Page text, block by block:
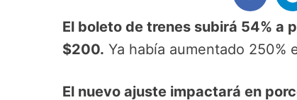
El boleto de trenes subirá 54% a
$200. Ya había aumentado 250%
El nuevo ajuste impactará en